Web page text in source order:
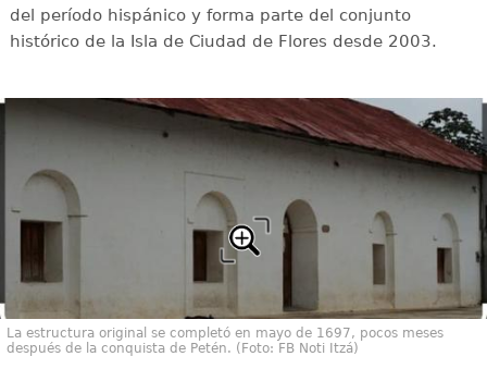
del período hispánico y forma parte del conjunto
histórico de la Isla de Ciudad de Flores desde 2003.
La estructura original se completó en mayo de 1697, pocos meses
después de la conquista de Petén. (Foto: FB Noti Itzá)